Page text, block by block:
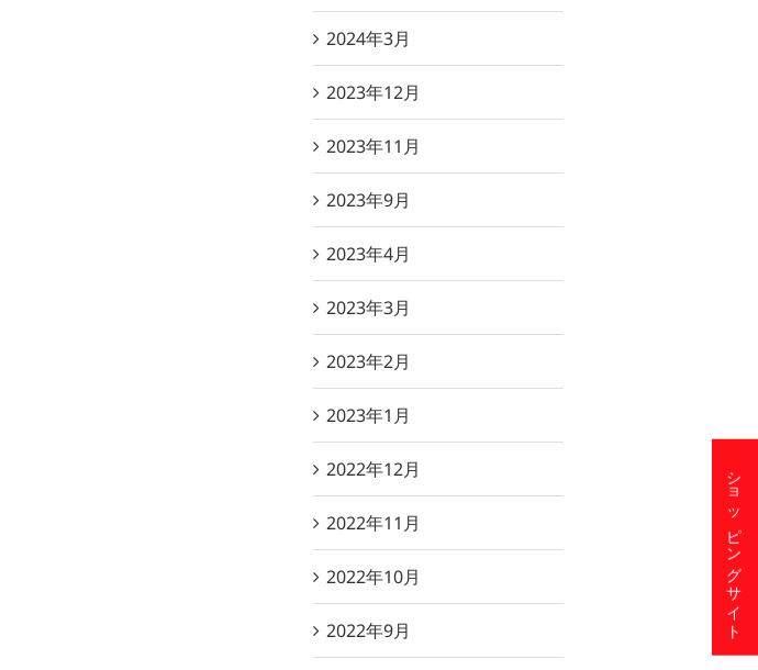
2024年3月
2023年12月
2023年11月
2023年9月
2023年4月
2023年3月
2023年2月
2023年1月
2022年12月
2022年11月
2022年10月
2022年9月 ショッピングサイト